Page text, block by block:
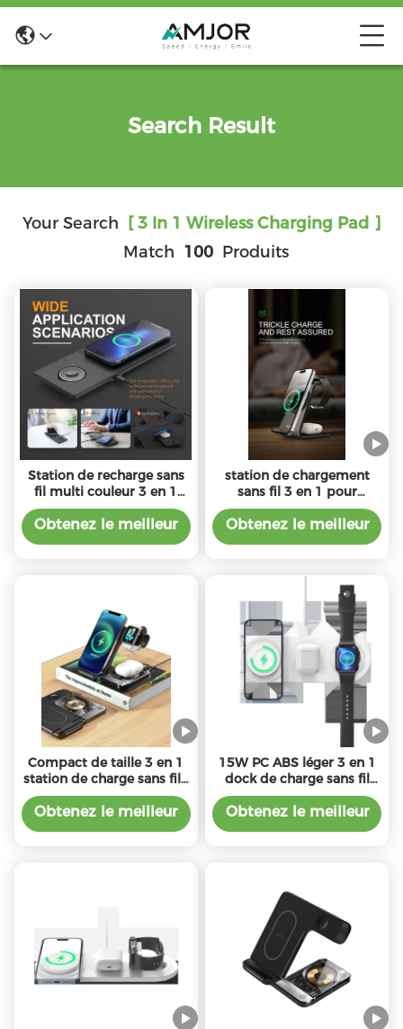
Search Result
Your Search [ 3 In 1 Wireless Charging Pad ]
Match 100 Produits
Station de recharge sans
fil multi couleur 3 en 1
OUT sans fil
5W/7.5W/10W/15W
Obtenez le meilleur
station de chargement
sans fil 3 en 1 pour
téléphone / montre
Obtenez le meilleur
Compact de taille 3 en 1
station de charge sans fil /
Pad W / câble de type C
Obtenez le meilleur
15W PC ABS léger 3 en 1
dock de charge sans fil
avec interface de type C
Obtenez le meilleur